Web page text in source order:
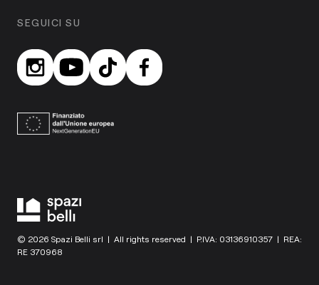
SEGUICI SU
© 2026 Spazi Belli srl | All rights reserved | P.IVA: 03136910357 | REA:
RE 370968